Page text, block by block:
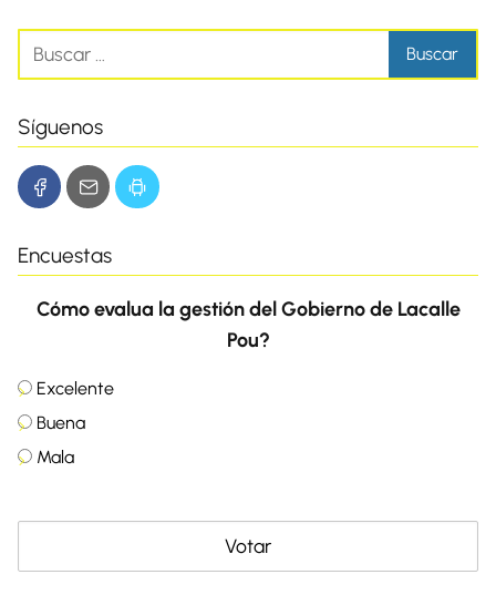
Síguenos
Encuestas
Cómo evalua la gestión del Gobierno de Lacalle
Pou?
Excelente
Buena
Mala